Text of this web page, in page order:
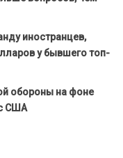
иностранцев,
у бывшего топ-
обороны на фоне
США